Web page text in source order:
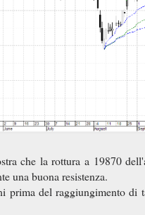
che la rottura a 19870
una buona resistenza.
prima del raggiungimento di